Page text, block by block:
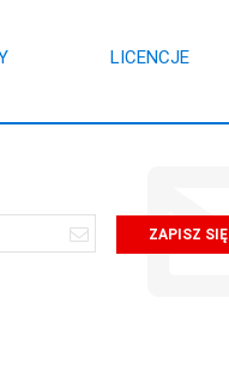
LICENCJE
ZAPISZ SIĘ